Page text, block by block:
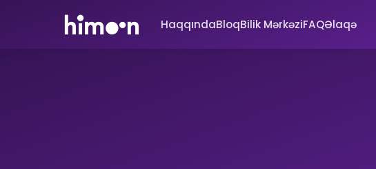
HaqqındaBloqBilik MərkəziFAQƏlaqə